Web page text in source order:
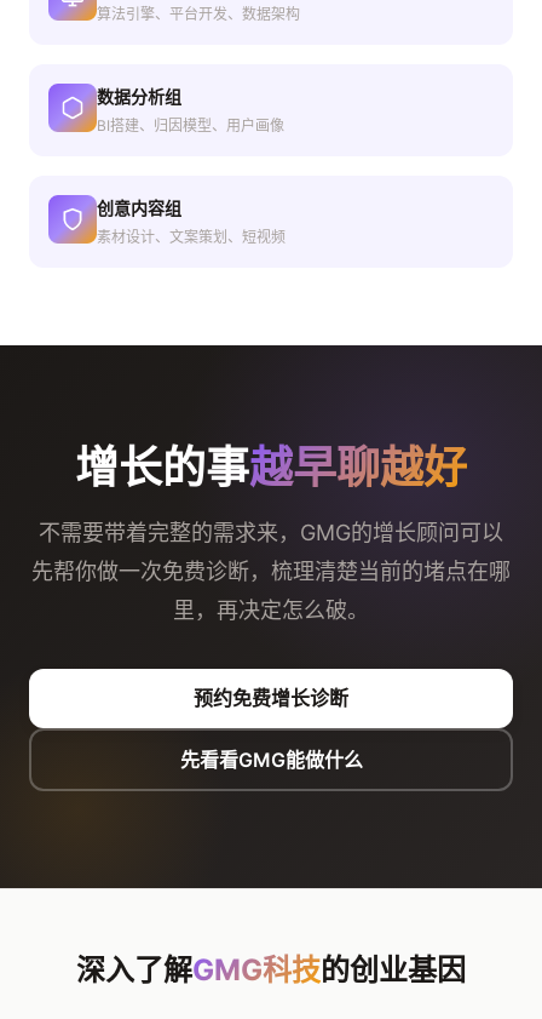
算法引擎、平台开发、数据架构
数据分析组
BI搭建、归因模型、用户画像
创意内容组
素材设计、文案策划、短视频
增长的事越早聊越好
不需要带着完整的需求来，GMG的增长顾问可以
先帮你做一次免费诊断，梳理清楚当前的堵点在哪
里，再决定怎么破。
预约免费增长诊断
先看看GMG能做什么
深入了解GMG科技的创业基因